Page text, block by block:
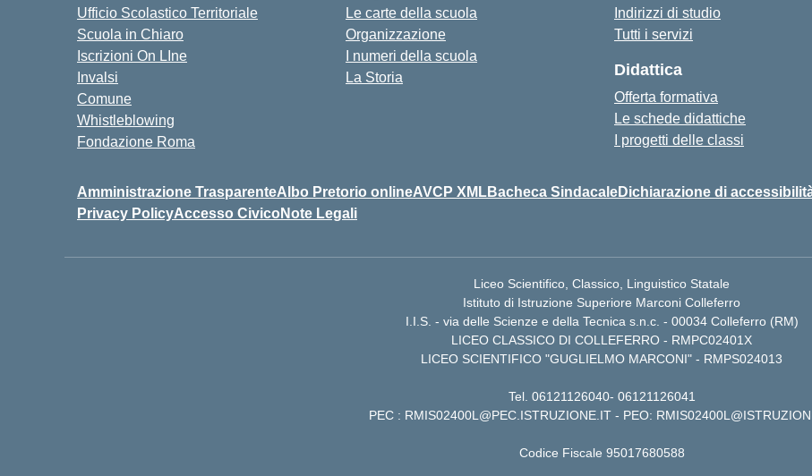
Ufficio Scolastico Territoriale
Scuola in Chiaro
Iscrizioni On LIne
Invalsi
Comune
Whistleblowing
Fondazione Roma
Le carte della scuola
Organizzazione
I numeri della scuola
La Storia
Indirizzi di studio
Tutti i servizi
Didattica
Offerta formativa
Le schede didattiche
I progetti delle classi
Amministrazione TrasparenteAlbo Pretorio onlineAVCP XMLBacheca SindacaleDichiarazione di
Privacy PolicyAccesso Civico Note Legali
Liceo Scientifico, Classico, Linguistico Statale
Istituto di Istruzione Superiore Marconi Colleferro
I.I.S. - via delle Scienze e della Tecnica s.n.c. - 00034 Colleferro (RM)
LICEO CLASSICO DI COLLEFERRO - RMPC02401X
LICEO SCIENTIFICO "GUGLIELMO MARCONI" - RMPS024013
Tel. 06121126040- 06121126041
PEC : RMIS02400L@PEC.ISTRUZIONE.IT - PEO:
Codice Fiscale 95017680588